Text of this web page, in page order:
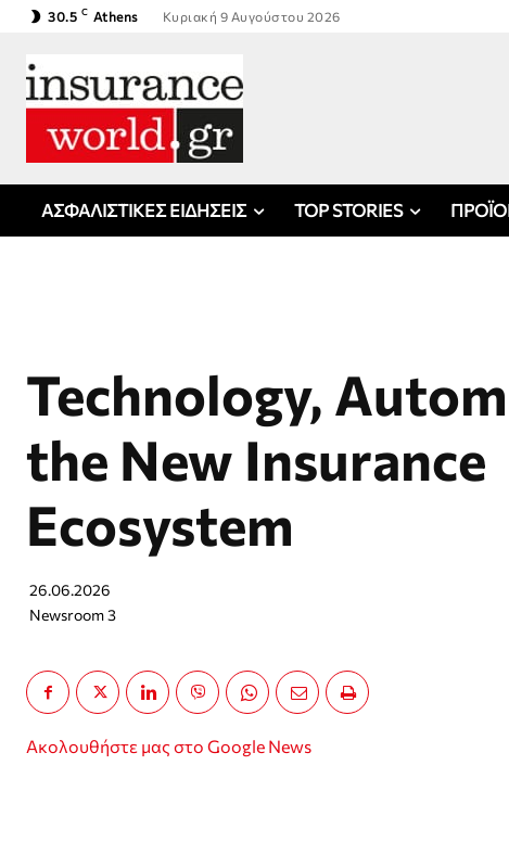
30.5 C Athens Κυριακή 9 Αυγούστου 2026
ΑΣΦΑΛΙΣΤΙΚΕΣ ΕΙΔΗΣΕΙΣ TOP STORIES
Technology,
the New Insurance
Ecosystem
26.06.2026
Newsroom 3
Ακολουθήστε μας στο Google News